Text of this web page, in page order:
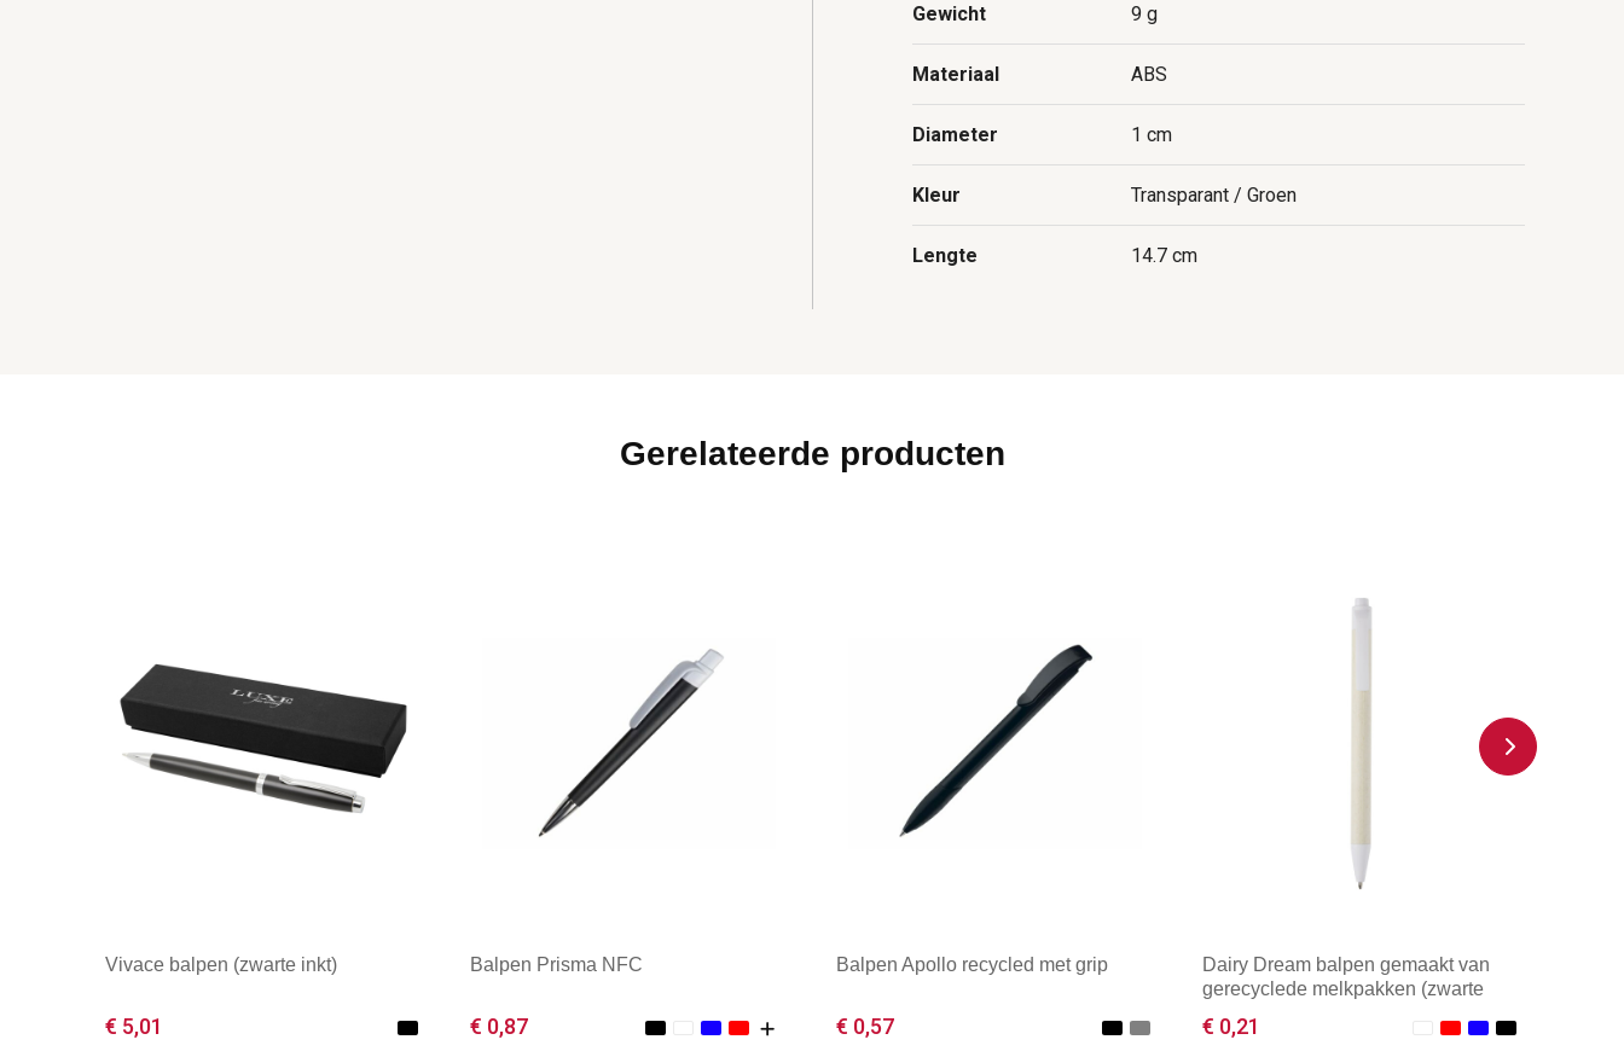
Gewicht 9 g
Materiaal ABS
Diameter 1 cm
Kleur Transparant / Groen
Lengte 14.7 cm
Gerelateerde producten
Vivace balpen (zwarte inkt)
€ 5,01
Balpen Prisma NFC
€ 0,87
Balpen Apollo recycled met grip
€ 0,57
Dairy Dream balpen gemaakt van
gerecyclede melkpakken (zwarte
€ 0,21